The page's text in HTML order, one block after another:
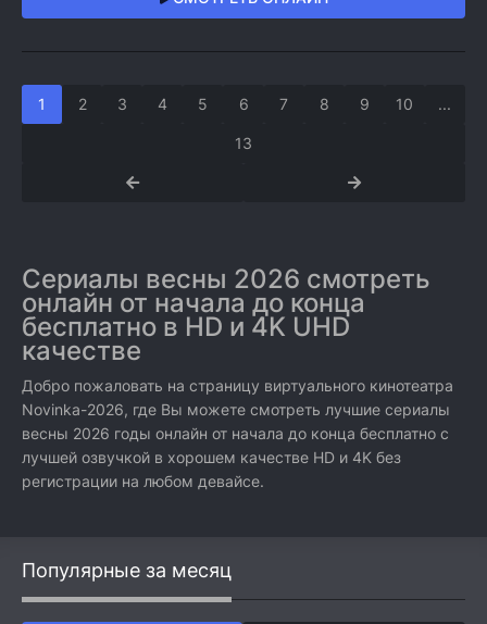
1 2 3 4 5 6 7 8 9 10 ...
13
Сериалы весны 2026 смотреть
онлайн от начала до конца
бесплатно в HD и 4K UHD
качестве
Добро пожаловать на страницу виртуального кинотеатра
Novinka-2026, где Вы можете смотреть лучшие сериалы
весны 2026 годы онлайн от начала до конца бесплатно с
лучшей озвучкой в хорошем качестве HD и 4K без
регистрации на любом девайсе.
Популярные за месяц